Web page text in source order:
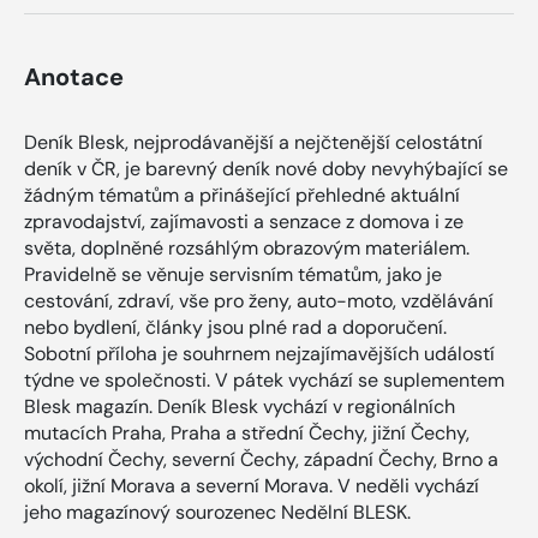
Anotace
Deník Blesk, nejprodávanější a nejčtenější celostátní
deník v ČR, je barevný deník nové doby nevyhýbající se
žádným tématům a přinášející přehledné aktuální
zpravodajství, zajímavosti a senzace z domova i ze
světa, doplněné rozsáhlým obrazovým materiálem.
Pravidelně se věnuje servisním tématům, jako je
cestování, zdraví, vše pro ženy, auto-moto, vzdělávání
nebo bydlení, články jsou plné rad a doporučení.
Sobotní příloha je souhrnem nejzajímavějších událostí
týdne ve společnosti. V pátek vychází se suplementem
Blesk magazín. Deník Blesk vychází v regionálních
mutacích Praha, Praha a střední Čechy, jižní Čechy,
východní Čechy, severní Čechy, západní Čechy, Brno a
okolí, jižní Morava a severní Morava. V neděli vychází
jeho magazínový sourozenec Nedělní BLESK.